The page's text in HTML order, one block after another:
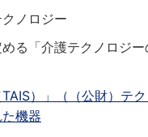
ノロジー
る「介護テクノロジ
TAIS）」（（公財）テ
機器